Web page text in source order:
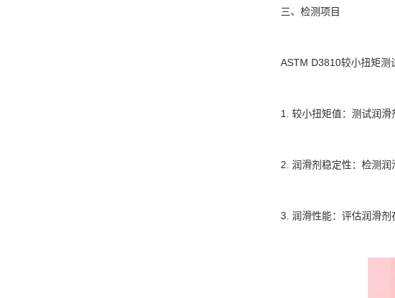
三、检测项目
ASTM D3810较小扭矩测
1. 较小扭矩值：测试润滑
2. 润滑剂稳定性：检测润
3. 润滑性能：评估润滑剂